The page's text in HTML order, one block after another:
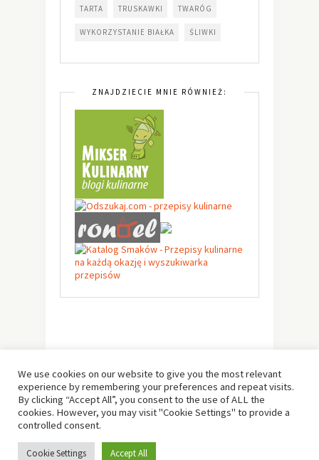
TARTA TRUSKAWKI TWARÓG
WYKORZYSTANIE BIAŁKA ŚLIWKI
ZNAJDZIECIE MNIE RÓWNIEŻ:
We use cookies on our website to give you the most relevant
experience by remembering your preferences and repeat visits.
By clicking “Accept All”, you consent to the use of ALL the
cookies. However, you may visit "Cookie Settings" to provide a
controlled consent.
Cookie Settings Accept All